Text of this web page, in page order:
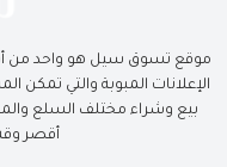
موقع تسوق سيل هو واحد من
الإعلانات المبوبة والتي
بيع وشراء مختلف السلع
أقصر